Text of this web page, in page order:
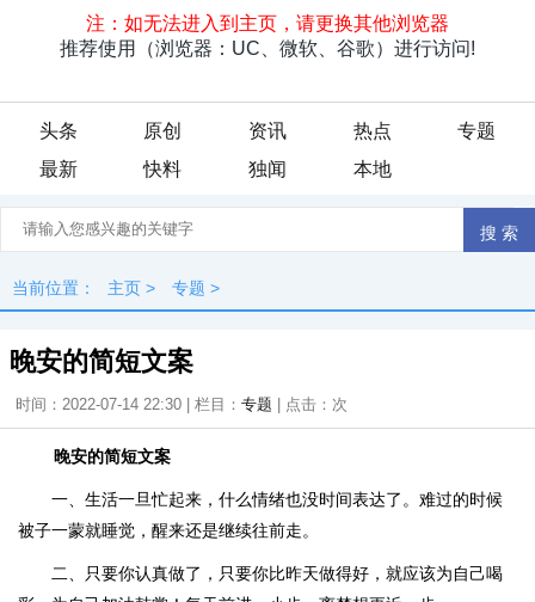
头条 原创 资讯 热点
专题
最新
快料 独闻 本地
当前位置： 主页 > 专题 >
晚安的简短文案
时间：2022-07-14 22:30 | 栏目： 专题 | 点击： 次
晚安的简短文案
一、生活一旦忙起来，什么情绪也没时间表达了。难过的时候
被子一蒙就睡觉，醒来还是继续往前走。
二、只要你认真做了，只要你比昨天做得好，就应该为自己喝